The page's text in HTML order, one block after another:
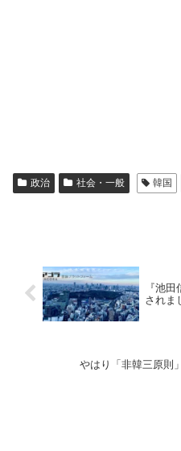
政治 社会・一般 韓国
『池
されま
やはり「非韓三原則